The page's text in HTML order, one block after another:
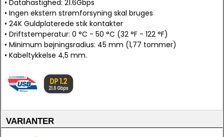
• Datahastighed: 21.6Gbps
• Ingen ekstern strømforsyning skal bruges
• 24K Guldplaterede stik kontakter
• Driftstemperatur: 0 °C - 50 °C (32 °F - 122 °F)
• Minimum bøjningsradius: 45 mm (1,77 tommer)
• Kabeltykkelse 4,5 mm.
VARIANTER